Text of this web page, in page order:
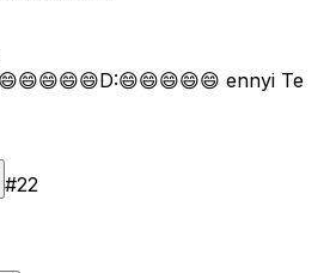
ennyi Te
#22